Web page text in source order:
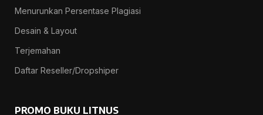
Menurunkan Persentase Plagiasi
Desain & Layout
Terjemahan
Daftar Reseller/Dropshiper
PROMO BUKU LITNUS